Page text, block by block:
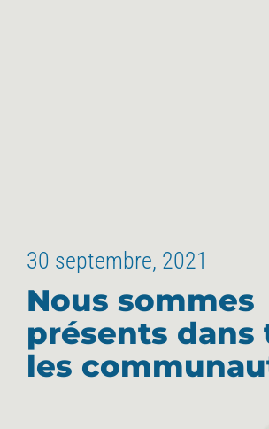
30 septembre, 2021
Nous sommes
présents dans
les